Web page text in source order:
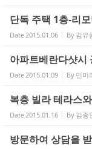
단독 주택 1층-리
Date 2015.01.06 By 김유
아파트베란다샷시
Date 2015.01.09 By 민미
복층 빌라 테라스
Date 2015.01.16 By 김종
방문하여 상담을
고객센터